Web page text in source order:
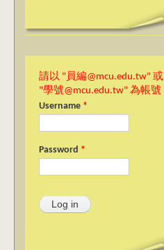
請以 "員編@mcu.edu.tw" 或
"學號@mcu.edu.tw" 為帳號
Username *
Password *